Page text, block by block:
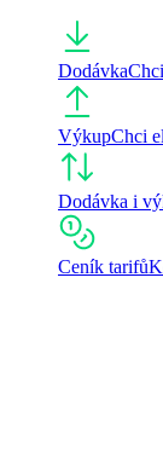
Dodávka
VýkupChci
Dodávka i
Ceník tarifů